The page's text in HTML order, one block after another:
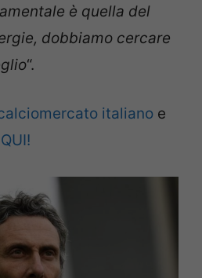
è quella del
dobbiamo cercare
“.
italiano e